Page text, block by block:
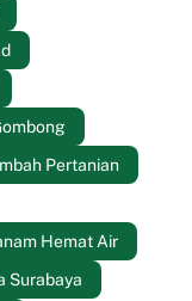
Pertanian
Hemat Air
Surabaya